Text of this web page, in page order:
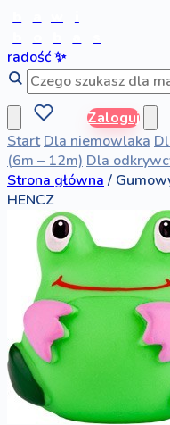
radość✨
Zaloguj
Start Dla niemowlaka
(6m – 12m) Dla
Strona główna /
HENCZ